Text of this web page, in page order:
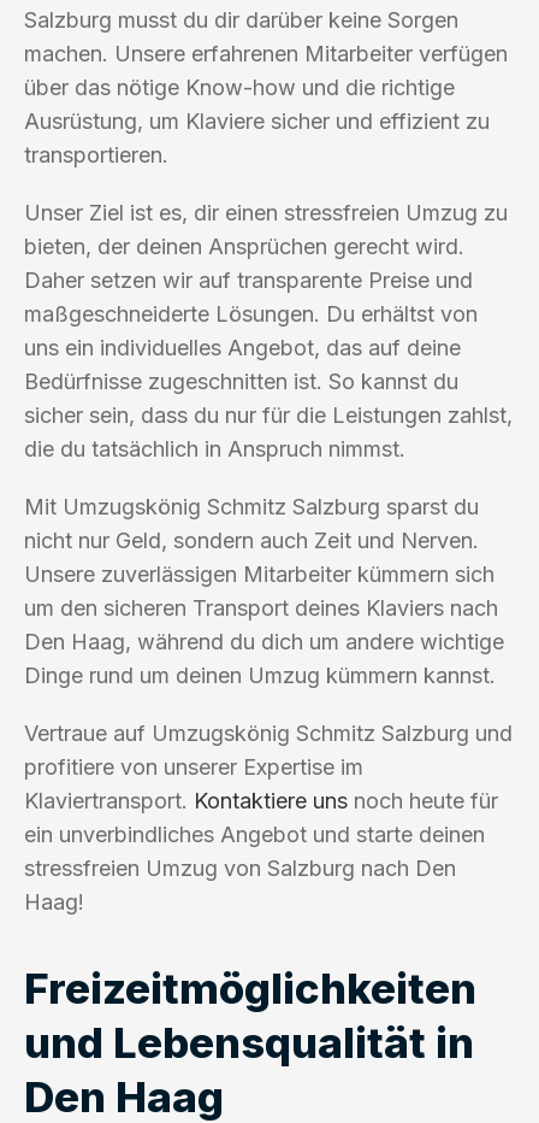
Salzburg musst du dir darüber keine Sorgen
machen. Unsere erfahrenen Mitarbeiter verfügen
über das nötige Know-how und die richtige
Ausrüstung, um Klaviere sicher und effizient zu
transportieren.
Unser Ziel ist es, dir einen stressfreien Umzug zu
bieten, der deinen Ansprüchen gerecht wird.
Daher setzen wir auf transparente Preise und
maßgeschneiderte Lösungen. Du erhältst von
uns ein individuelles Angebot, das auf deine
Bedürfnisse zugeschnitten ist. So kannst du
sicher sein, dass du nur für die Leistungen zahlst,
die du tatsächlich in Anspruch nimmst.
Mit Umzugskönig Schmitz Salzburg sparst du
nicht nur Geld, sondern auch Zeit und Nerven.
Unsere zuverlässigen Mitarbeiter kümmern sich
um den sicheren Transport deines Klaviers nach
Den Haag, während du dich um andere wichtige
Dinge rund um deinen Umzug kümmern kannst.
Vertraue auf Umzugskönig Schmitz Salzburg und
profitiere von unserer Expertise im
Klaviertransport. Kontaktiere uns noch heute für
ein unverbindliches Angebot und starte deinen
stressfreien Umzug von Salzburg nach Den
Haag!
Freizeitmöglichkeiten
und Lebensqualität in
Den Haag